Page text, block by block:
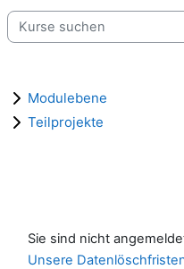
Kurse suchen
Modulebene
Teilprojekte
Sie sind nicht
Unsere